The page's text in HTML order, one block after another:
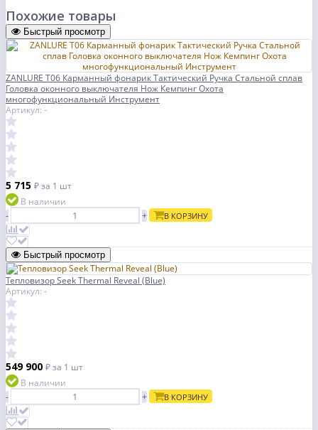
Похожие товары
Быстрый просмотр
ZANLURE T06 Карманный фонарик Тактический Ручка Стальной сплав
Головка оконного выключателя Нож Кемпинг Охота
многофункциональный Инструмент
Артикул: -
5 715 ₽за 1 шт
В наличии
-
+ В КОРЗИНУ
Быстрый просмотр
Тепловизор Seek Thermal Reveal (Blue)
Артикул: -
549 900 ₽за 1 шт
В наличии
-
+ В КОРЗИНУ